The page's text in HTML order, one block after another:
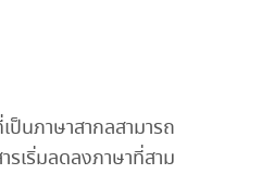
นภาษาสากลสามารถ
เริ่มลดลงภาษาที่สาม